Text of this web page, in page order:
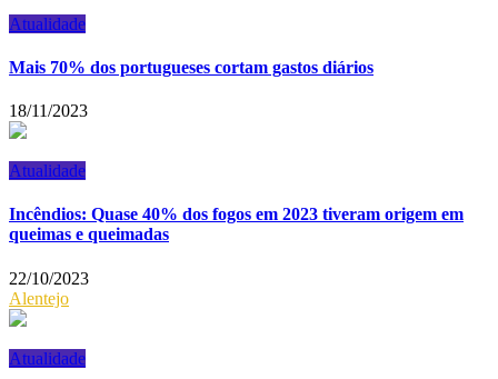
Atualidade
Mais 70% dos portugueses cortam gastos diários
18/11/2023
Atualidade
Incêndios: Quase 40% dos fogos em 2023 tiveram origem em
queimas e queimadas
22/10/2023
Alentejo
Atualidade